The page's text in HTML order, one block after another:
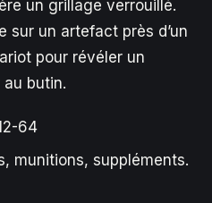
un grillage verrouillé.
sur un artefact près d’un
pour révéler un
butin.
64
munitions, suppléments.